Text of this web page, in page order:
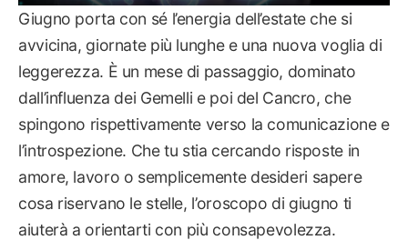
Giugno porta con sé l’energia dell’estate che si
avvicina, giornate più lunghe e una nuova voglia di
leggerezza. È un mese di passaggio, dominato
dall’influenza dei Gemelli e poi del Cancro, che
spingono rispettivamente verso la comunicazione e
l’introspezione. Che tu stia cercando risposte in
amore, lavoro o semplicemente desideri sapere
cosa riservano le stelle, l’oroscopo di giugno ti
aiuterà a orientarti con più consapevolezza.